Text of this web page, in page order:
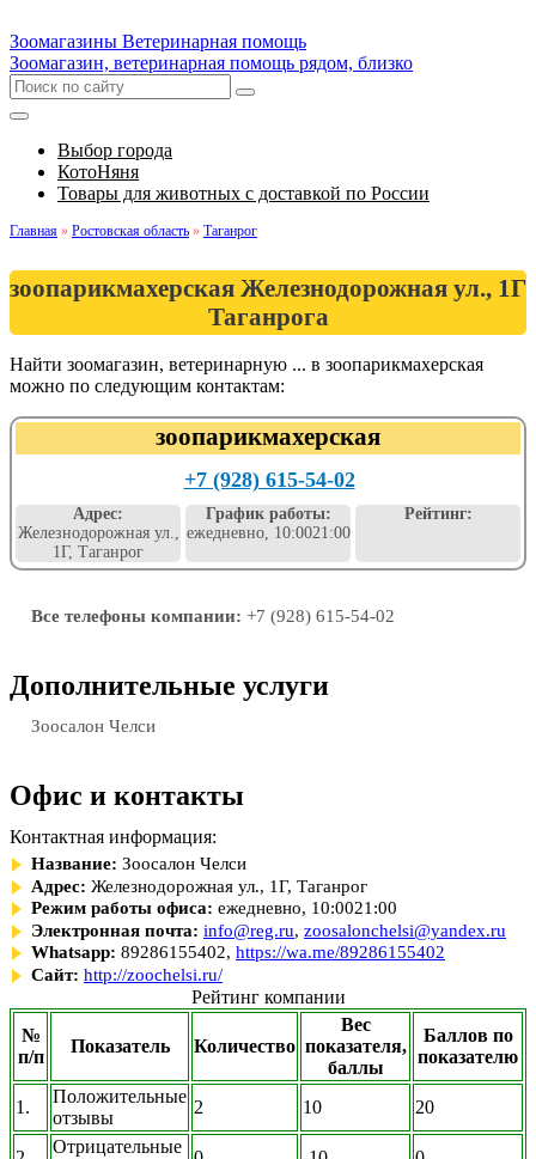
Зоомагазины Ветеринарная помощь
Зоомагазин, ветеринарная помощь рядом, близко
Выбор города
КотоНяня
Товары для животных с доставкой по России
Главная » Ростовская область » Таганрог
зоопарикмахерская Железнодорожная ул., 1Г
Таганрога
Найти зоомагазин, ветеринарную ... в зоопарикмахерская
можно по следующим контактам:
зоопарикмахерская
+7 (928) 615-54-02
Адрес:
Железнодорожная ул.,
1Г, Таганрог
График работы:
ежедневно, 10:0021:00
Рейтинг:
Все телефоны компании: +7 (928) 615-54-02
Дополнительные услуги
Зоосалон Челси
Офис и контакты
Контактная информация:
Название: Зоосалон Челси
Адрес: Железнодорожная ул., 1Г, Таганрог
Режим работы офиса: ежедневно, 10:0021:00
Электронная почта: info@reg.ru, zoosalonchelsi@yandex.ru
Whatsapp: 89286155402, https://wa.me/89286155402
Сайт: http://zoochelsi.ru/
Рейтинг компании
№
п/п
Показатель Количество
Вес
показателя,
баллы
Баллов по
показателю
1.
Положительные
отзывы
2 10 20
Отрицательные